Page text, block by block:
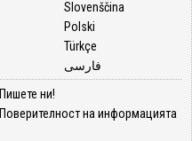
Slovenščina
Polski
Türkçe
فارسی
Пишете ни!
Поверителност на информацията